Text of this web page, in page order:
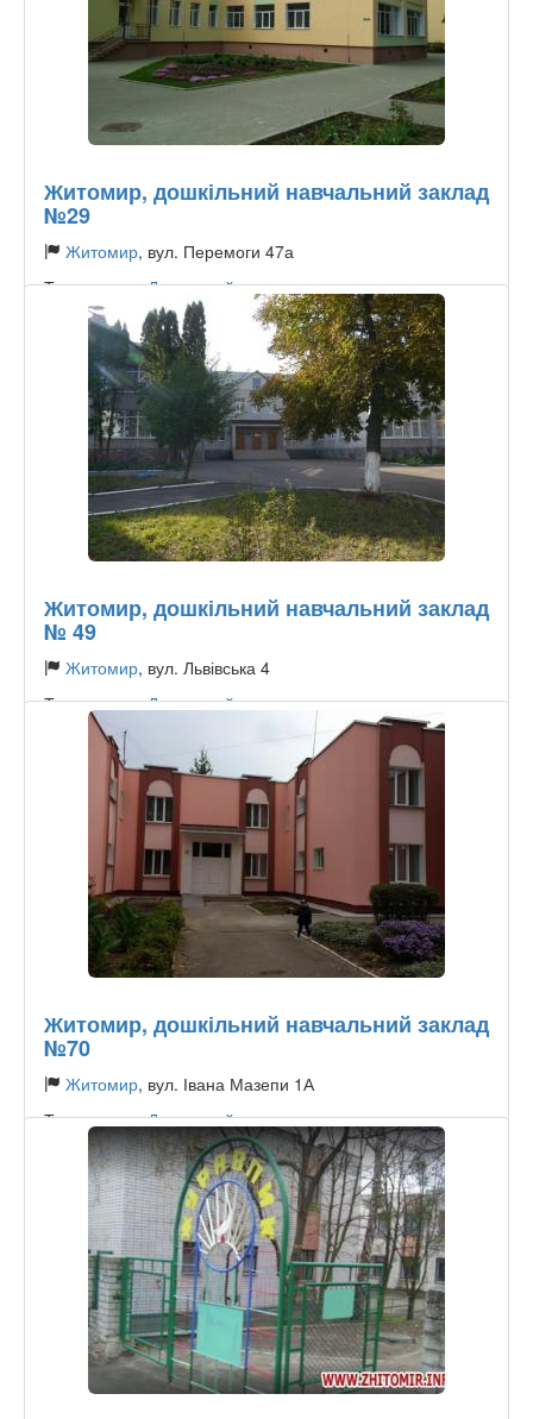
Житомир, дошкільний навчальний заклад
№29
Житомир, вул. Перемоги 47а
Тип садочку:Державний
Житомир, дошкільний навчальний заклад
№ 49
Житомир, вул. Львівська 4
Тип садочку:Державний
Житомир, дошкільний навчальний заклад
№70
Житомир, вул. Івана Мазепи 1А
Тип садочку:Державний